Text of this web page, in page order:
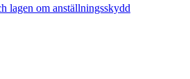
lagen om anställningsskydd